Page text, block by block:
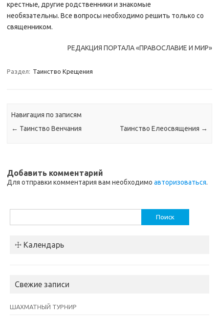
крестные, другие родственники и знакомые
необязательны. Все вопросы необходимо решить только со
священником.
РЕДАКЦИЯ ПОРТАЛА «ПРАВОСЛАВИЕ И МИР»
Раздел: Таинство Крещения
Навигация по записям
← Таинство Венчания Таинство Елеосвящения →
Добавить комментарий
Для отправки комментария вам необходимо авторизоваться.
☩ Календарь
Свежие записи
ШАХМАТНЫЙ ТУРНИР